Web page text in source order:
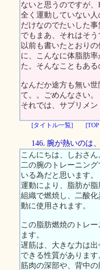
ないと思うのですが
全く運動していない
だけなのでたいした事
でもまあ、それはそう
以前も書いたとおり
に、こんなに体脂肪
た。そんなこともあ
なんだか途方も無い
て。。ごめんなさい。
それでは、サプリメ
[タイトル一覧]
146. 腕が熱いのは
こんにちは、しおさ
二の腕のトレーニン
いる為だと思います。
運動により、脂肪が
組織で燃焼し、二酸
動に使用されます。
この脂肪燃焼のトレ
ます。
遅筋は、大きな力は
できる性質がありま
筋肉の深部や、背中